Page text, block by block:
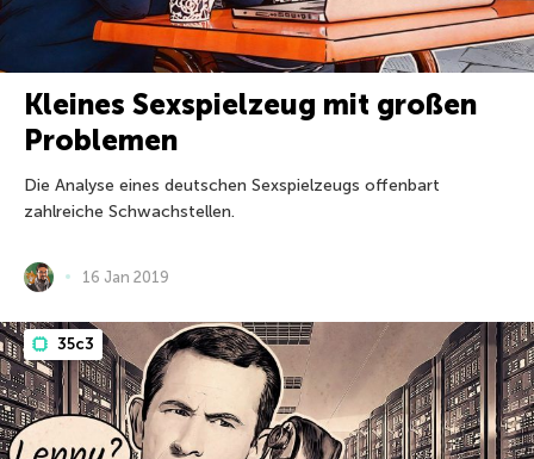
Kleines Sexspielzeug mit großen
Problemen
Die Analyse eines deutschen Sexspielzeugs offenbart
zahlreiche Schwachstellen.
16 Jan 2019
35c3